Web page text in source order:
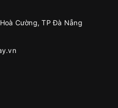
Cường, TP Đà Nẵng